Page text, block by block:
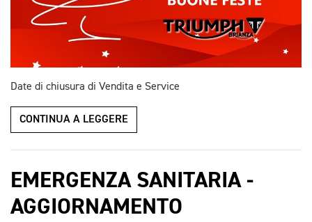
Date di chiusura di Vendita e Service
CONTINUA A LEGGERE
EMERGENZA SANITARIA -
AGGIORNAMENTO